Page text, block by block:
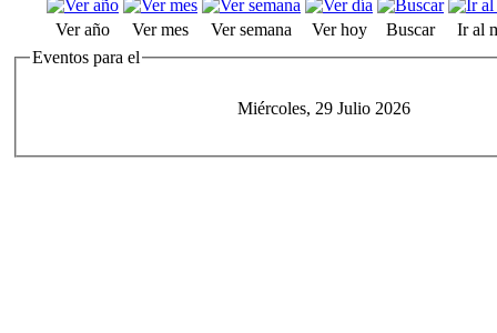
Ver año Ver mes Ver semana Ver hoy Buscar
Ir al
Eventos para el
Miércoles, 29 Julio 2026